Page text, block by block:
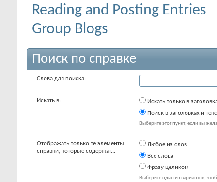
Reading and Posting Entries
Group Blogs
Поиск по справке
Слова для поиска:
Искать в:
Искать только в
Поиск в заголовках и
Выберите этот пункт, если вы
Отображать только те элементы
справки, которые содержат...
Любое из слов
Все слова
Фразу целиком
Выберите один из вариантов,